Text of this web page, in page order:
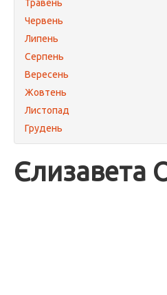
Травень
Червень
Липень
Серпень
Вересень
Жовтень
Листопад
Грудень
Єлизавета